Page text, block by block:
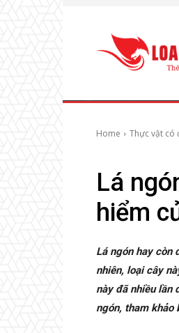
Home Thực vật có
Lá
hiểm
Lá ngón hay còn
nhiên, loại cây
này đã nhiều lần
ngón, tham khảo